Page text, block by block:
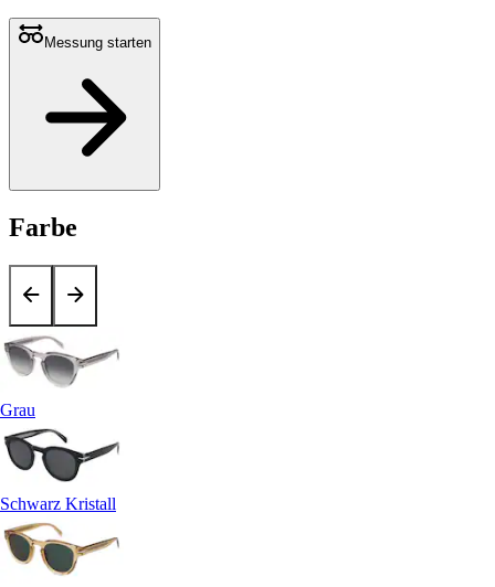
Messung starten
Farbe
Grau
Schwarz Kristall